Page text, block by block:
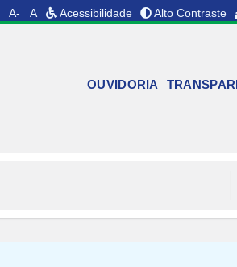
A- A Acessibilidade Alto Contraste
OUVIDORIA